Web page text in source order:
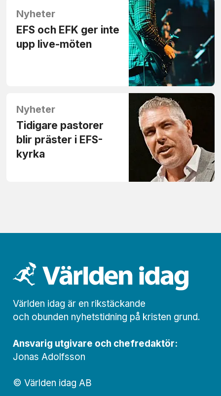
Nyheter
EFS och EFK ger inte
upp live-möten
Nyheter
Tidigare pastorer
blir präster i EFS-
kyrka
Världen idag är en rikstäckande
och obunden nyhets­­­tidning på kristen grund.
Ansvarig utgivare och chef­redaktör:
Jonas Adolfsson
© Världen idag AB